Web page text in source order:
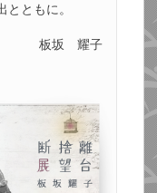
ともに。
板坂 耀子